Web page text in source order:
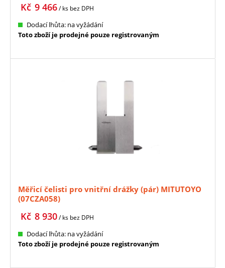
9 466
Kč / ks bez DPH
Dodací lhůta: na vyžádání
Toto zboží je prodejné pouze registrovaným
Měřicí čelisti pro vnitřní drážky (pár) MITUTOYO
(07CZA058)
8 930
Kč / ks bez DPH
Dodací lhůta: na vyžádání
Toto zboží je prodejné pouze registrovaným